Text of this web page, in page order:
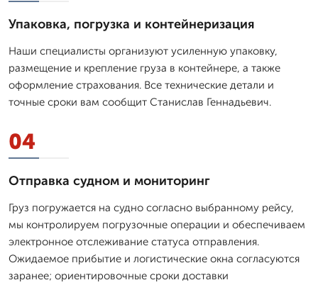
Упаковка, погрузка и контейнеризация
Наши специалисты организуют усиленную упаковку,
размещение и крепление груза в контейнере, а также
оформление страхования. Все технические детали и
точные сроки вам сообщит Станислав Геннадьевич.
04
Отправка судном и мониторинг
Груз погружается на судно согласно выбранному рейсу,
мы контролируем погрузочные операции и обеспечиваем
электронное отслеживание статуса отправления.
Ожидаемое прибытие и логистические окна согласуются
заранее; ориентировочные сроки доставки